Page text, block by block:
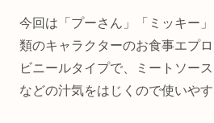
今回は「プーさん」「ミッキー
類のキャラクターのお食事エプ
ビニールタイプで、ミートソー
などの汁気をはじくので使いやす